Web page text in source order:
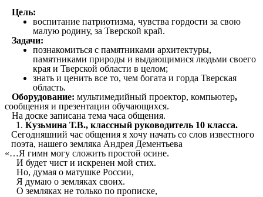
Цель:
воспитание патриотизма, чувства гордости за свою
малую родину, за Тверской край.
Задачи:
познакомиться с памятниками архитектуры,
памятниками природы и выдающимися людьми своего
края и Тверской области в целом;
знать и ценить все то, чем богата и горда Тверская
область.
Оборудование: мультимедийный проектор, компьютер,
сообщения и презентации обучающихся.
На доске записана тема часа общения.
Кузьмина Т.В., классный руководитель 10 класса.
Сегодняшний час общения я хочу начать со слов известного
поэта, нашего земляка Андрея Дементьева
«…Я гимн могу сложить простой осине.
И будет чист и искренен мой стих.
Но, думая о матушке России,
Я думаю о земляках своих.
О земляках не только по прописке,